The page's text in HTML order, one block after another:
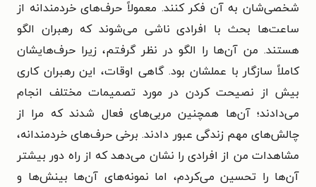
شخصی‌شان به آن فکر کنند. معمولاً حرف‌های خردمندانه از
ساعت‌ها بحث با افرادی ناشی می‌شوند که رهبران الگو
هستند. من آن‌ها را الگو در نظر گرفتم، زیرا حرف‌هایشان
کاملاً سازگار با عملشان بود. گاهی اوقات، این رهبران کاری
بیش از نصیحت کردن در مورد تصمیمات مختلف انجام
می‌دادند؛ آن‌ها همچنین مربی‌های فعال شدند که مرا از
چالش‌های مهم زندگی عبور دادند. برخی حرف‌های خردمندانه،
مشاهدات من از افرادی را نشان می‌دهد که از راه دور بیشتر
آن‌ها را تحسین می‌کردم، اما نمونه‌های آن‌ها بینش‌ها و